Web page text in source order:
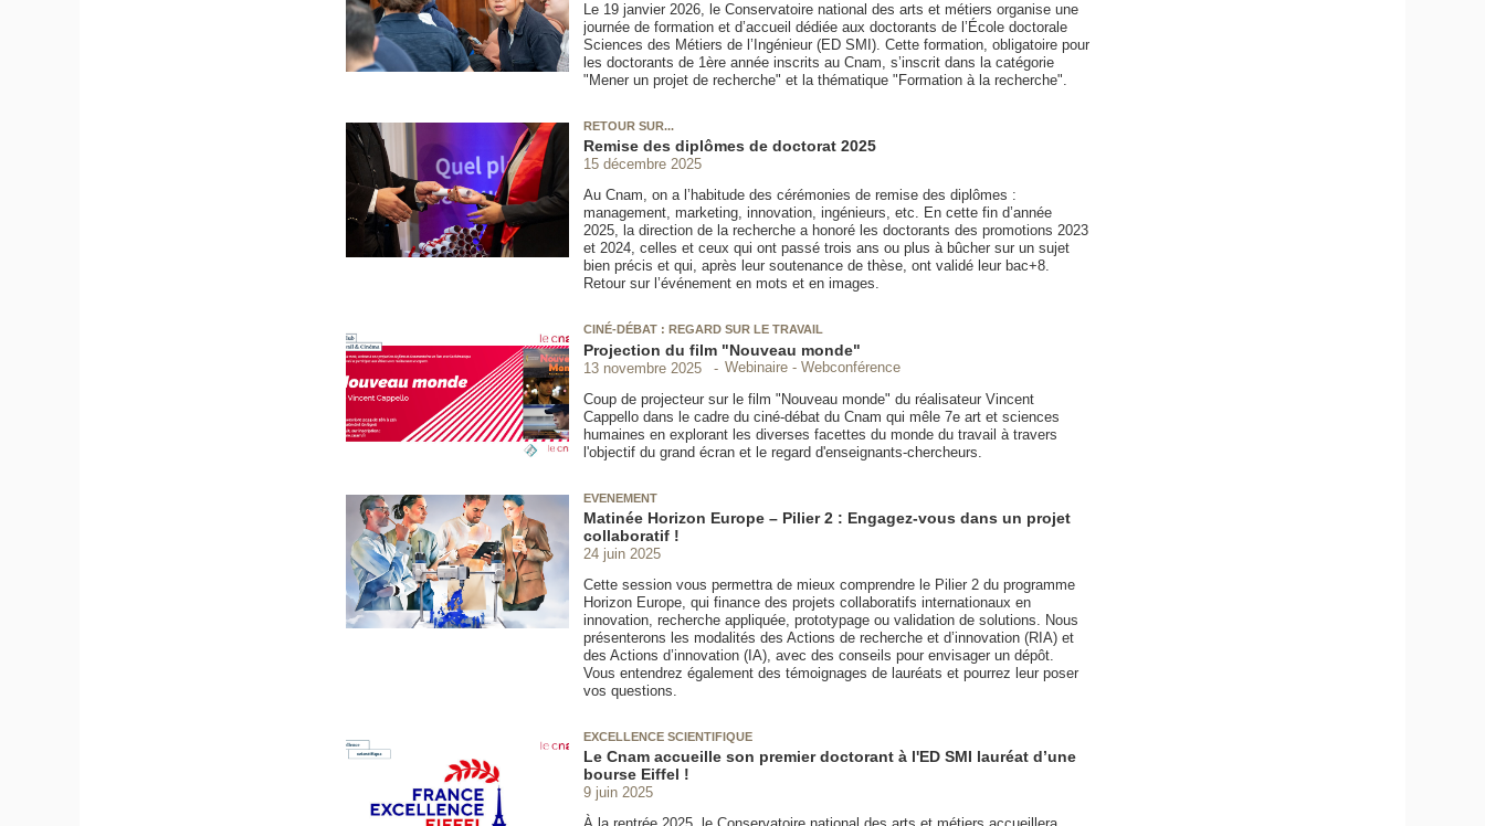
Le 19 janvier 2026, le Conservatoire national des arts et métiers organise une
journée de formation et d’accueil dédiée aux doctorants de l’École doctorale
Sciences des Métiers de l’Ingénieur (ED SMI). Cette formation, obligatoire pour
les doctorants de 1ère année inscrits au Cnam, s’inscrit dans la catégorie
"Mener un projet de recherche" et la thématique "Formation à la recherche".
RETOUR SUR...
Remise des diplômes de doctorat 2025
15 décembre 2025
Au Cnam, on a l’habitude des cérémonies de remise des diplômes :
management, marketing, innovation, ingénieurs, etc. En cette fin d’année
2025, la direction de la recherche a honoré les doctorants des promotions 2023
et 2024, celles et ceux qui ont passé trois ans ou plus à bûcher sur un sujet
bien précis et qui, après leur soutenance de thèse, ont validé leur bac+8.
Retour sur l’événement en mots et en images.
CINÉ-DÉBAT : REGARD SUR LE TRAVAIL
Projection du film "Nouveau monde"
13 novembre 2025
Webinaire - Webconférence
Coup de projecteur sur le film "Nouveau monde" du réalisateur Vincent
Cappello dans le cadre du ciné-débat du Cnam qui mêle 7e art et sciences
humaines en explorant les diverses facettes du monde du travail à travers
l'objectif du grand écran et le regard d'enseignants-chercheurs.
EVENEMENT
Matinée Horizon Europe – Pilier 2 : Engagez-vous dans un projet
collaboratif !
24 juin 2025
Cette session vous permettra de mieux comprendre le Pilier 2 du programme
Horizon Europe, qui finance des projets collaboratifs internationaux en
innovation, recherche appliquée, prototypage ou validation de solutions. Nous
présenterons les modalités des Actions de recherche et d’innovation (RIA) et
des Actions d’innovation (IA), avec des conseils pour envisager un dépôt.
Vous entendrez également des témoignages de lauréats et pourrez leur poser
vos questions.
EXCELLENCE SCIENTIFIQUE
Le Cnam accueille son premier doctorant à l'ED SMI lauréat d’une
bourse Eiffel !
9 juin 2025